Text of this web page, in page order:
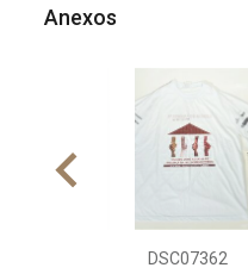
Anexos
DSC07362